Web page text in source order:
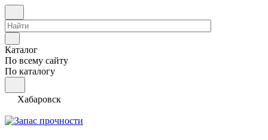
Каталог
По всему сайту
По каталогу
Хабаровск